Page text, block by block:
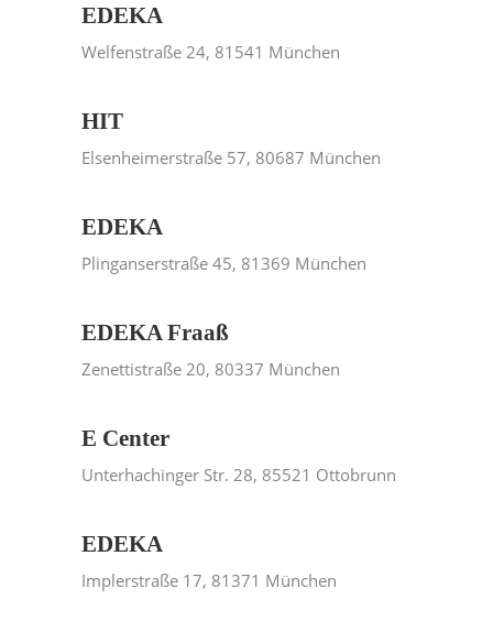
EDEKA
Welfenstraße 24, 81541 München
HIT
Elsenheimerstraße 57, 80687 München
EDEKA
Plinganserstraße 45, 81369 München
EDEKA Fraaß
Zenettistraße 20, 80337 München
E Center
Unterhachinger Str. 28, 85521 Ottobrunn
EDEKA
Implerstraße 17, 81371 München